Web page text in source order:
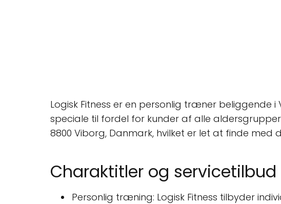
Logisk Fitness er en personlig træner
speciale til fordel for kunder af alle
8800 Viborg, Danmark, hvilket er let at finde
Charaktitler og servicetilbud
Personlig træning: Logisk Fitness tilbyder